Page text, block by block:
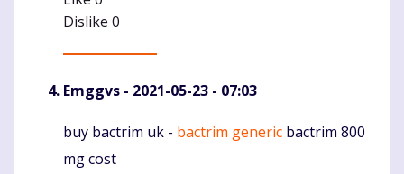
Dislike 0
Emggvs - 2021-05-23 - 07:03
Komentaras
buy bactrim uk - bactrim generic bactrim 800
mg cost